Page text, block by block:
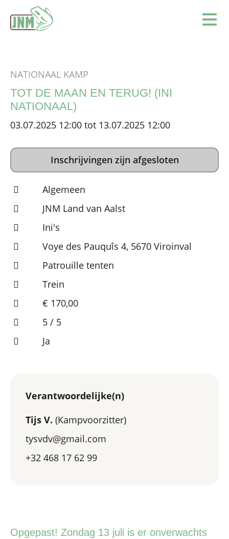
NATIONAAL KAMP
TOT DE MAAN EN TERUG! (INI
NATIONAAL)
03.07.2025 12:00 tot 13.07.2025 12:00
Inschrijvingen zijn afgesloten
Algemeen
JNM Land van Aalst
Ini's
Voye des Pauquîs 4, 5670 Viroinval
Patrouille tenten
Trein
€ 170,00
5 / 5
Ja
Verantwoordelijke(n)
Tijs V. (Kampvoorzitter)
tysvdv@gmail.com
+32 468 17 62 99
Opgepast! Zondag 13 juli is er onverwachts